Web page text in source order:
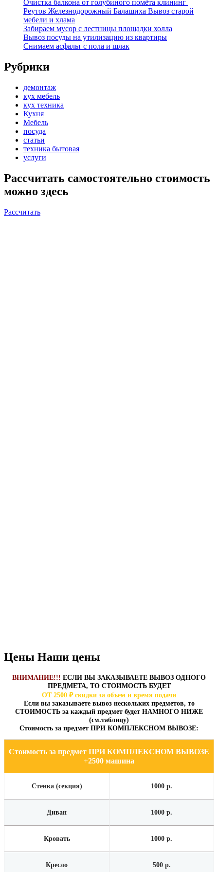
Очистка балкона от голубиного помёта клининг
Реутов Железнодорожный Балашиха Вывоз старой
мебели и хлама
Забираем мусор с лестницы площадки холла
Вывоз посуды на утилизацию из квартиры
Снимаем асфальт с пола и шлак
Рубрики
демонтаж
кух мебель
кух техника
Кухня
Мебель
посуда
статьи
техника бытовая
услуги
Рассчитать самостоятельно стоимость
можно здесь
Рассчитать
Цены Наши цены
ВНИМАНИЕ!!! ЕСЛИ ВЫ ЗАКАЗЫВАЕТЕ ВЫВОЗ ОДНОГО
ПРЕДМЕТА, ТО СТОИМОСТЬ БУДЕТ
ОТ 2500 ₽ скидки за объем и время подачи
Если вы заказываете вывоз нескольких предметов, то
СТОИМОСТЬ за каждый предмет будет НАМНОГО НИЖЕ
(см.таблицу)
Стоимость за предмет ПРИ КОМПЛЕКСНОМ ВЫВОЗЕ:
Стоимость за предмет ПРИ КОМПЛЕКСНОМ ВЫВОЗЕ
+2500 машина
Cтенка (секция) 1000 р.
Диван 1000 р.
Кровать 1000 р.
Кресло 500 р.